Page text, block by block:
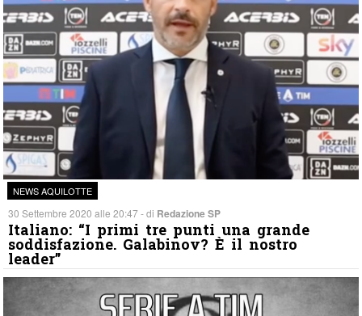
NEWS AQUILOTTE
30 Settembre 2020 alle 20:47 - di Redazione SP
Italiano: “I primi tre punti una grande
soddisfazione. Galabinov? È il nostro
leader”